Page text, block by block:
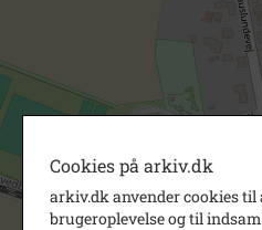
Cookies på arkiv.dk
arkiv.dk anvender cookies til
brugeroplevelse og til